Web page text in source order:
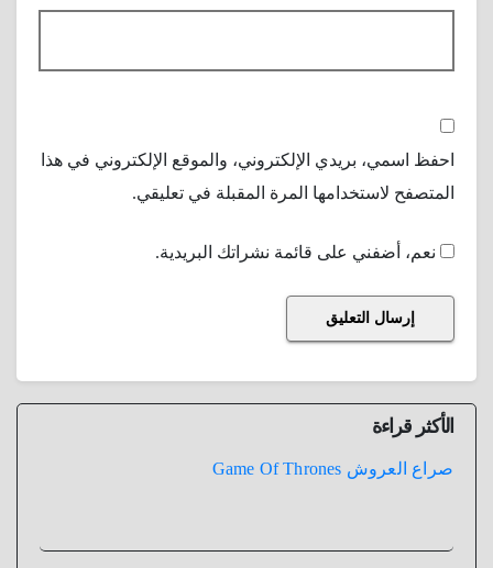
احفظ اسمي، بريدي الإلكتروني، والموقع الإلكتروني في هذا
المتصفح لاستخدامها المرة المقبلة في تعليقي.
نعم، أضفني على قائمة نشراتك البريدية.
الأكثر قراءة
صراع العروش Game Of Thrones